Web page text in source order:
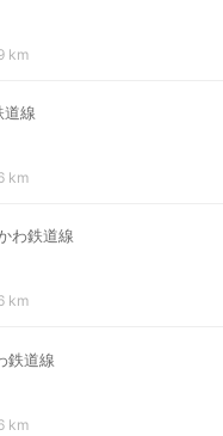
km
道線
km
わ鉄道線
km
鉄道線
km